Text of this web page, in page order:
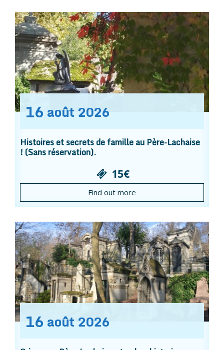
16 août 2026
Histoires et secrets de famille au Père-Lachaise
! (Sans réservation).
15€
Find out more
16 août 2026